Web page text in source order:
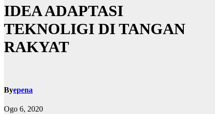
IDEA ADAPTASI
TEKNOLIGI DI TANGAN
RAKYAT
Byepena
Ogo 6, 2020